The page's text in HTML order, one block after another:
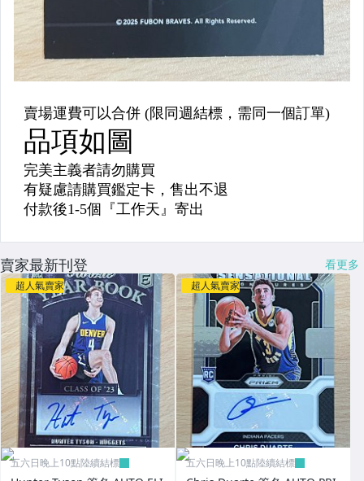
賣家最新刊登 看更多
超人氣賣家
五六日晚上10點陸續結標
超人氣賣家
五六日晚上10點陸續結標